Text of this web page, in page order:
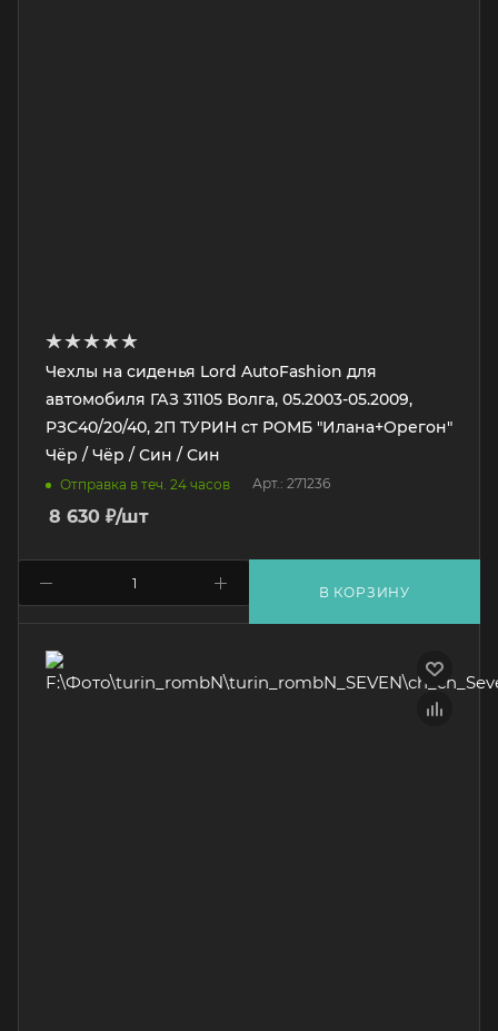
Чехлы на сиденья Lord AutoFashion для
автомобиля ГАЗ 31105 Волга, 05.2003-05.2009,
РЗС40/20/40, 2П ТУРИН ст РОМБ "Илана+Орегон"
Чёр / Чёр / Син / Син
Отправка в теч. 24 часов Арт.: 271236
8 630 ₽/шт
В КОРЗИНУ